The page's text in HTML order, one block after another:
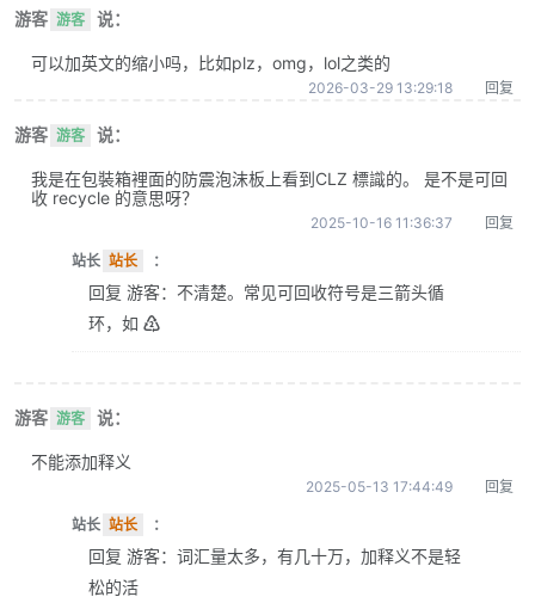
游客 游客 说：
可以加英文的缩小吗，比如plz，omg，lol之类的
2026-03-29 13:29:18 回复
游客 游客 说：
我是在包裝箱裡面的防震泡沫板上看到CLZ 標識的。 是不是可回
收 recycle 的意思呀？
2025-10-16 11:36:37 回复
站长 站长 ：
回复 游客：不清楚。常见可回收符号是三箭头循
环，如 ♴
游客 游客 说：
不能添加释义
2025-05-13 17:44:49 回复
站长 站长 ：
回复 游客：词汇量太多，有几十万，加释义不是轻
松的活